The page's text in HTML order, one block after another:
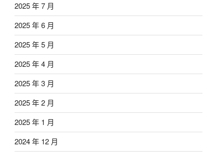
2025 年 7 月
2025 年 6 月
2025 年 5 月
2025 年 4 月
2025 年 3 月
2025 年 2 月
2025 年 1 月
2024 年 12 月